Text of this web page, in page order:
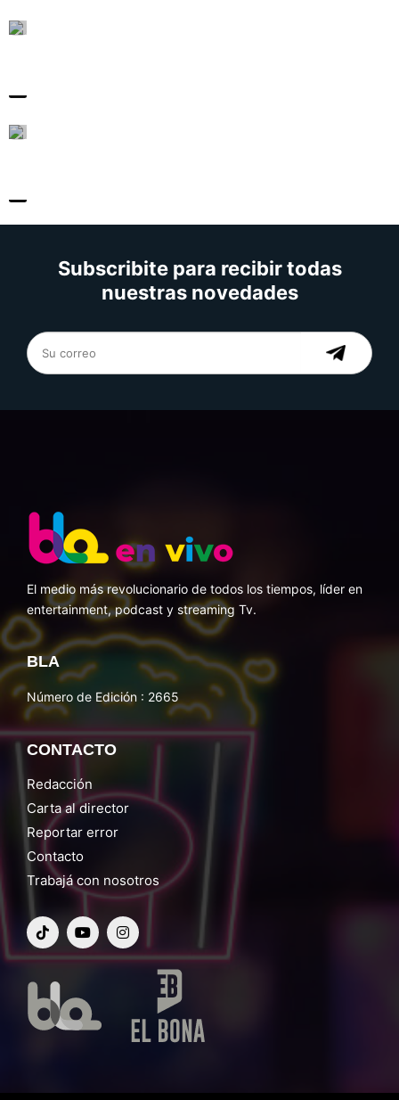
Subscribite para recibir todas
nuestras novedades
El medio más revolucionario de todos los tiempos, líder en
entertainment, podcast y streaming Tv.
BLA
Número de Edición : 2665
CONTACTO
Redacción
Carta al director
Reportar error
Contacto
Trabajá con nosotros